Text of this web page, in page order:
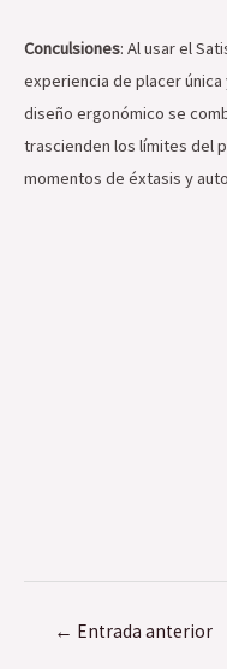
Conculsiones: Al usar el
experiencia de placer
diseño ergonómico se
trascienden los límites del
momentos de éxtasis y
Navegación
← Entrada anterior